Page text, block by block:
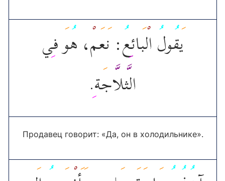
يقول البائع: نعم، هوفي
الثلاجة.
Продавец говорит: «Да, он в холодильнике».